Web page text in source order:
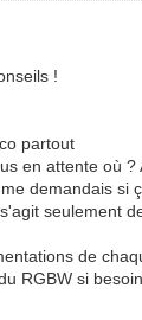
!
partout
en attente où
demandais
seulement
de
RGBW si